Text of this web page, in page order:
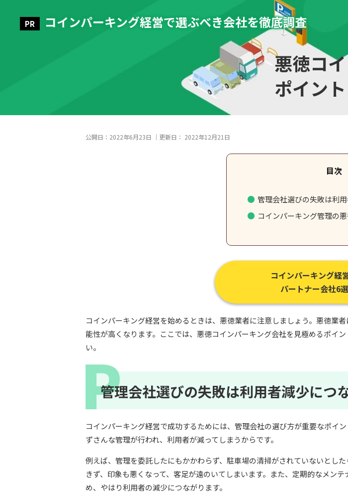
コインパーキング経営で選ぶべき会社を徹底調査
悪徳コ
ポイント
公開日： 2022年6月23日 ｜更新日： 2022年12月21日
管理会社選びの失敗は利
コインパーキング管理の
コインパーキング経
パートナー会社6
コインパーキング経営を始めるときは、悪徳業者に注意しましょう。悪徳業
能性が高くなります。ここでは、悪徳コインパーキング会社を見極めるポイ
い。
管理会社選びの失敗は利用者減少につ
コインパーキング経営で成功するためには、管理会社の選び方が重要なポイ
ずさんな管理が行われ、利用者が減ってしまうからです。
例えば、管理を委託したにもかかわらず、駐車場の清掃がされていないとし
きず、印象も悪くなって、客足が遠のいてしまいます。また、定期的なメン
め、やはり利用者の減少につながります。